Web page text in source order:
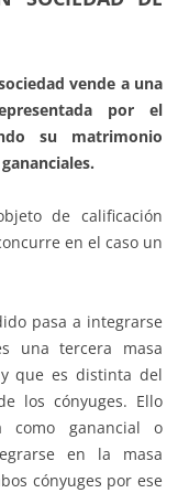
vende a una
por el
su matrimonio
de calificación
en el caso un
pasa a integrarse
una tercera masa
que es distinta del
los cónyuges. Ello
ganancial o
en la masa
cónyuges por ese